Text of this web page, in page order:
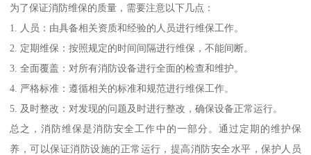
为了保证消防维保的质量，需要注意以下几点：
1. 人员：由具备相关资质和经验的人员进行维保工作。
2. 定期维保：按照规定的时间间隔进行维保，不能间断。
3. 全面覆盖：对所有消防设备进行全面的检查和维护。
4. 严格标准：遵循相关的标准和规范进行维保工作。
5. 及时整改：对发现的问题及时进行整改，确保设备正常运行。
总之，消防维保是消防安全工作中的一部分。通过定期的维护保
养，可以保证消防设施的正常运行，提高消防安全水平，保护人员